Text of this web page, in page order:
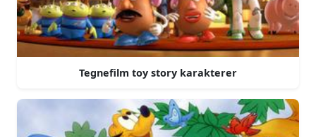
Tegnefilm toy story karakterer